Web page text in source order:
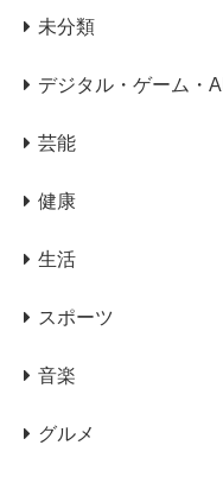
未分類
デジタル・ゲーム・AI
芸能
健康
生活
スポーツ
音楽
グルメ